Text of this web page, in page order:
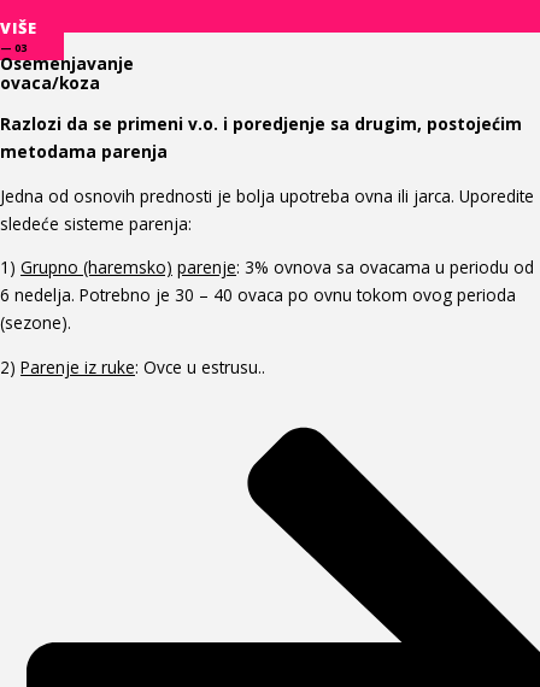
VIŠE
— 03
Osemenjavanje
ovaca/koza
Razlozi da se primeni v.o. i poredjenje sa drugim, postojećim
metodama parenja
Jedna od osnovih prednosti je bolja upotreba ovna ili jarca. Uporedite
sledeće sisteme parenja:
1) Grupno (haremsko) parenje: 3% ovnova sa ovacama u periodu od
6 nedelja. Potrebno je 30 – 40 ovaca po ovnu tokom ovog perioda
(sezone).
2) Parenje iz ruke: Ovce u estrusu..